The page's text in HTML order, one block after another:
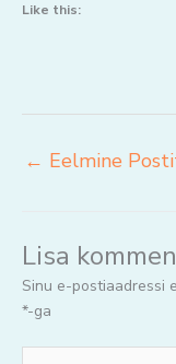
Like this:
← Eelmine
Lisa
Sinu e-postiaadressi
*-ga